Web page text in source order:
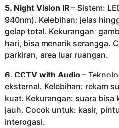
5. Night Vision IR – Sistem:
940nm). Kelebihan: jelas
gelap total. Kekurangan:
hari, bisa menarik serangga.
parkiran, area luar ruangan.
6. CCTV with Audio –
eksternal. Kelebihan: rekam
kuat. Kekurangan: suara bisa
jauh. Cocok untuk: kasir,
interogasi.